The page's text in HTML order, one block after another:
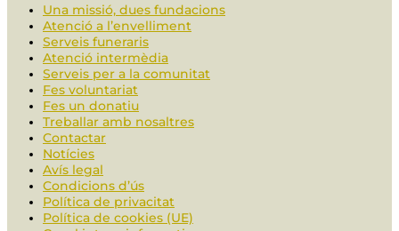
Una missió, dues fundacions
Atenció a l’envelliment
Serveis funeraris
Atenció intermèdia
Serveis per a la comunitat
Fes voluntariat
Fes un donatiu
Treballar amb nosaltres
Contactar
Notícies
Avís legal
Condicions d’ús
Política de privacitat
Política de cookies (UE)